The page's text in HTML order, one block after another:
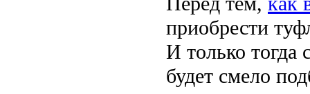
приобрести
И только тогда
будет смело